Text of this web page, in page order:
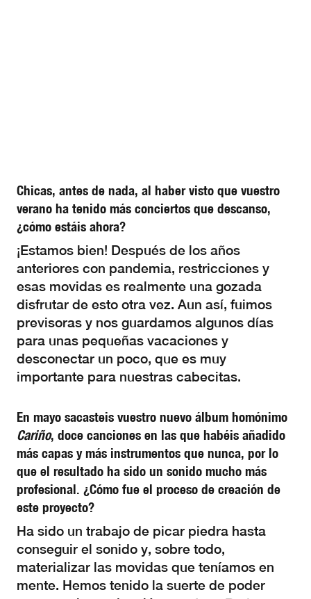
Chicas, antes de nada, al haber visto que vuestro
verano ha tenido más conciertos que descanso,
¿cómo estáis ahora?
¡Estamos bien! Después de los años
anteriores con pandemia, restricciones y
esas movidas es realmente una gozada
disfrutar de esto otra vez. Aun así, fuimos
previsoras y nos guardamos algunos días
para unas pequeñas vacaciones y
desconectar un poco, que es muy
importante para nuestras cabecitas.
En mayo sacasteis vuestro nuevo álbum homónimo
Cariño, doce canciones en las que habéis añadido
más capas y más instrumentos que nunca, por lo
que el resultado ha sido un sonido mucho más
profesional. ¿Cómo fue el proceso de creación de
este proyecto?
Ha sido un trabajo de picar piedra hasta
conseguir el sonido y, sobre todo,
materializar las movidas que teníamos en
mente. Hemos tenido la suerte de poder